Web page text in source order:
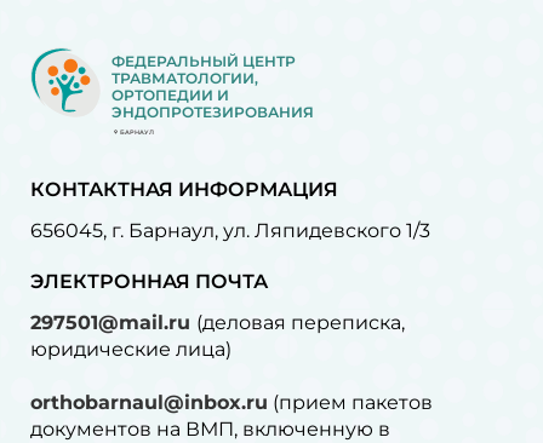
ФЕДЕРАЛЬНЫЙ ЦЕНТР
ТРАВМАТОЛОГИИ,
ОРТОПЕДИИ И
ЭНДОПРОТЕЗИРОВАНИЯ
БАРНАУЛ
КОНТАКТНАЯ ИНФОРМАЦИЯ
656045, г. Барнаул, ул. Ляпидевского 1/3
ЭЛЕКТРОННАЯ ПОЧТА
297501@mail.ru (деловая переписка,
юридические лица)
orthobarnaul@inbox.ru (прием пакетов
документов на ВМП, включенную в